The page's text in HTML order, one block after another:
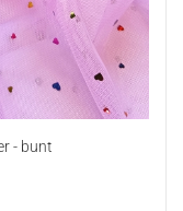
- bunt